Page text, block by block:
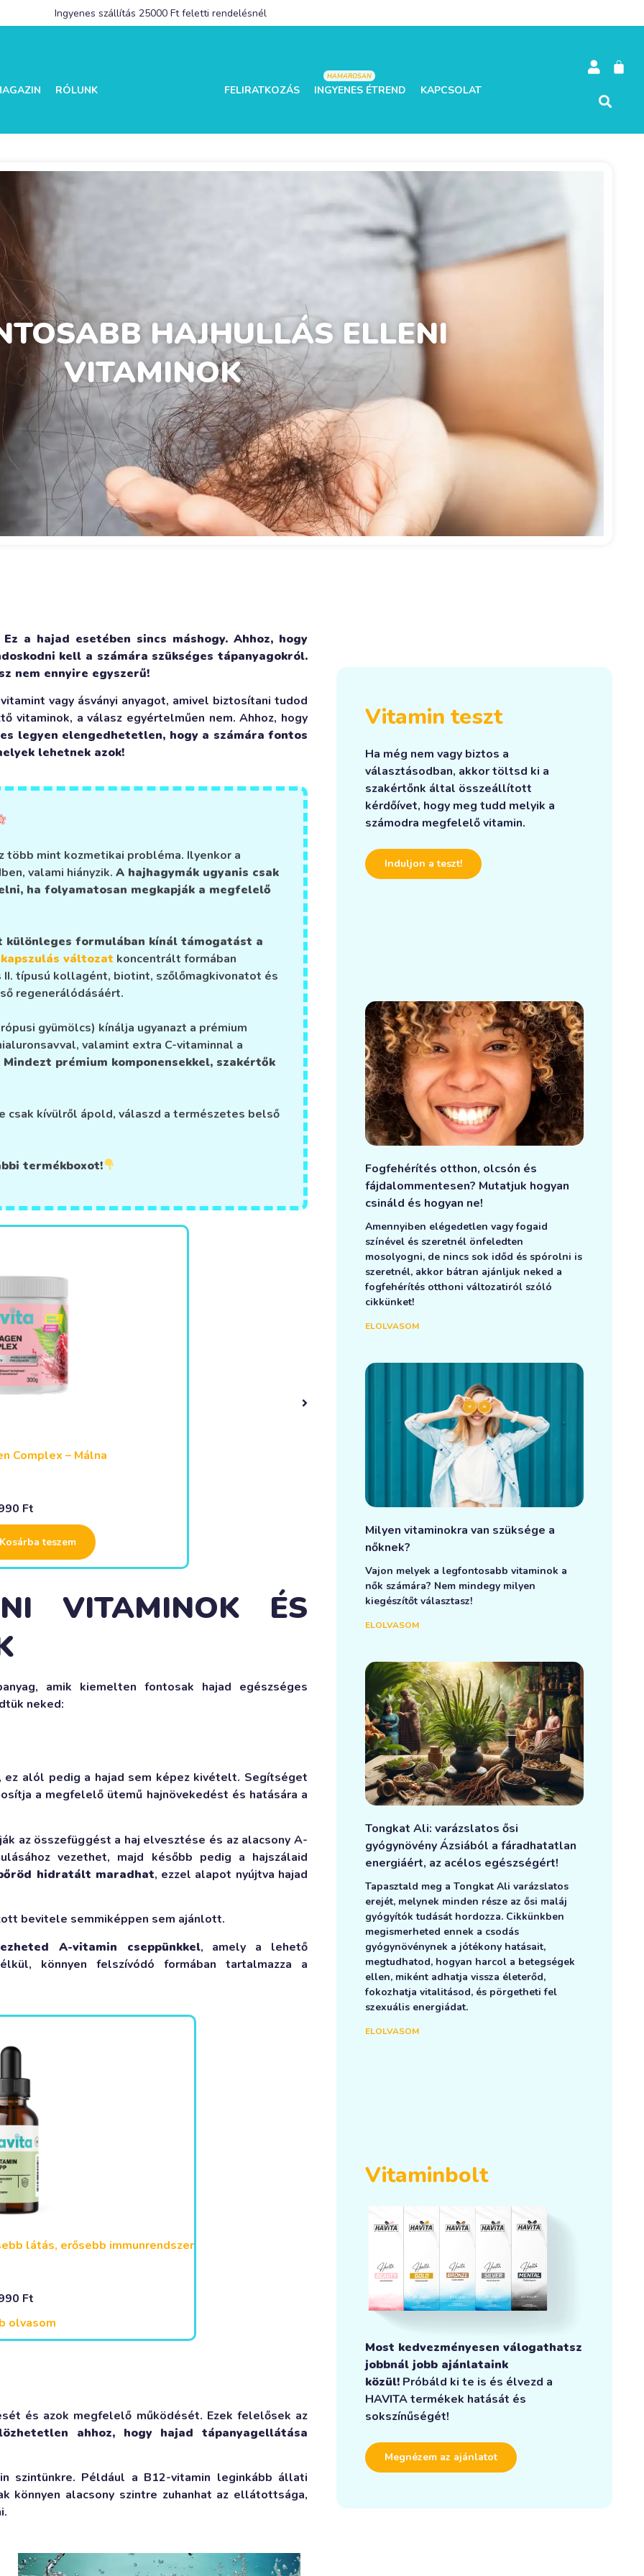
Ingyenes szállítás 25000 Ft feletti rendelésnél
RÓLUNK
HAMAROSAN
FELIRATKOZÁS INGYENES ÉTREND KAPCSOLAT
HAJHULLÁS ELLENI
VITAMINOK
a hajad esetében sincs máshogy. Ahhoz, hogy
kell a számára szükséges tápanyagokról.
nem ennyire egyszerű!
vagy ásványi anyagot, amivel biztosítani tudod
vitaminok, a válasz egyértelműen nem. Ahhoz, hogy
legyen elengedhetetlen, hogy a számára fontos
lehetnek azok!
több mint kozmetikai probléma. Ilyenkor a
valami hiányzik. A hajhagymák ugyanis csak
ha folyamatosan megkapják a megfelelő
különleges formulában kínál támogatást a
kapszulás változat koncentrált formában
típusú kollagént, biotint, szőlőmagkivonatot és
regenerálódásáért.
gyümölcs) kínálja ugyanazt a prémium
valamint extra C-vitaminnal a
Mindezt prémium komponensekkel, szakértők
csak kívülről ápold, válaszd a természetes belső
termékboxot!
bőr, ragyogó haj, erős
Ft
olvasom
HAVITA Collagen Complex – Trópusi gyümölcs íz
7 990Ft
Kosárba teszem
Alternative:
VITAMINOK ÉS
amik kiemelten fontosak hajad egészséges
neked:
, ez alól pedig a hajad sem képez kivételt. Segítséget
a megfelelő ütemű hajnövekedést és hatására a
az összefüggést a haj elvesztése és az alacsony A-
vezethet, majd később pedig a hajszálaid
hidratált maradhat, ezzel alapot nyújtva hajad
bevitele semmiképpen sem ajánlott.
A-vitamin cseppünkkel, amely a lehető
könnyen felszívódó formában tartalmazza a
látás, erősebb immunrendszer
Ft
olvasom
és azok megfelelő működését. Ezek felelősek az
ahhoz, hogy hajad tápanyagellátása
szintünkre. Például a B12-vitamin leginkább állati
könnyen alacsony szintre zuhanhat az ellátottsága,
Vitamin teszt
Ha még nem vagy biztos a
választásodban, akkor töltsd ki a
szakértőnk által összeállított
kérdőívet, hogy meg tudd melyik a
számodra megfelelő vitamin.
Induljon a teszt!
Fogfehérítés otthon, olcsón és
fájdalommentesen? Mutatjuk hogyan
csináld és hogyan ne!
Amennyiben elégedetlen vagy fogaid
színével és szeretnél önfeledten
mosolyogni, de nincs sok időd és spórolni is
szeretnél, akkor bátran ajánljuk neked a
fogfehérítés otthoni változatiról szóló
cikkünket!
ELOLVASOM
Milyen vitaminokra van szüksége a
nőknek?
Vajon melyek a legfontosabb vitaminok a
nők számára? Nem mindegy milyen
kiegészítőt választasz!
ELOLVASOM
Tongkat Ali: varázslatos ősi
gyógynövény Ázsiából a fáradhatatlan
energiáért, az acélos egészségért!
Tapasztald meg a Tongkat Ali varázslatos
erejét, melynek minden része az ősi maláj
gyógyítók tudását hordozza. Cikkünkben
megismerheted ennek a csodás
gyógynövénynek a jótékony hatásait,
megtudhatod, hogyan harcol a betegségek
ellen, miként adhatja vissza életerőd,
fokozhatja vitalitásod, és pörgetheti fel
szexuális energiádat.
ELOLVASOM
Vitaminbolt
Most kedvezményesen válogathatsz
jobbnál jobb ajánlataink
közül! Próbáld ki te is és élvezd a
HAVITA termékek hatását és
sokszínűségét!
Megnézem az ajánlatot